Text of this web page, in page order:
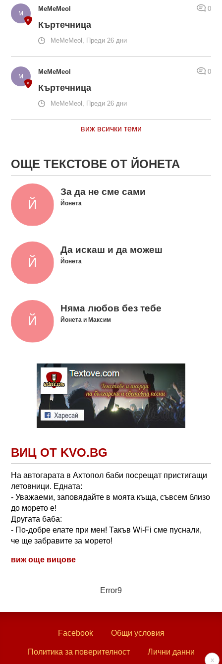
MeMeMeol 0
Къртечница
MeMeMeol, Преди 26 дни
MeMeMeol 0
Къртечница
MeMeMeol, Преди 26 дни
виж всички теми
ОЩЕ ТЕКСТОВЕ ОТ ЙОНЕТА
За да не сме сами
Йонета
Да искаш и да можеш
Йонета
Няма любов без тебе
Йонета и Максим
ВИЦ ОТ KVO.BG
На автогарата в Ахтопол баби посрещат пристигащи
летовници. Едната:
- Уважаеми, заповядайте в моята къща, съвсем близо
до морето е!
Другата баба:
- По-добре елате при мен! Такъв Wi-Fi сме пуснали,
че ще забравите за морето!
виж още вицове
Error9
x
Facebook Общи условия
Политика за поверителност Лични данни